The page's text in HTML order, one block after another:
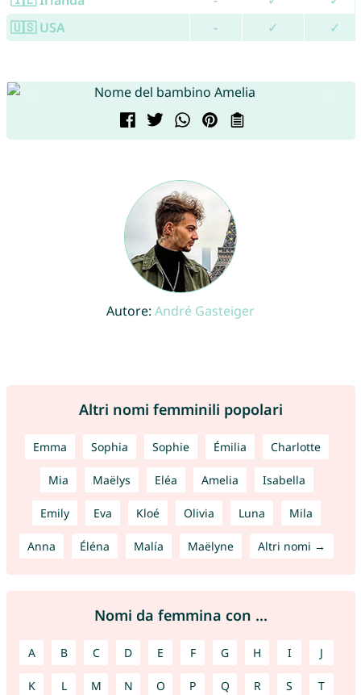
🇺🇸 USA
- ✓ ✓
Autore: André Gasteiger
Altri nomi femminili popolari
Emma Sophia Sophie Émilia Charlotte
Mia Maëlys Eléa Amelia Isabella
Emily Eva Kloé Olivia Luna Mila
Anna Éléna Malía Maëlyne Altri nomi →
Nomi da femmina con ...
A B C D E F G H I J
K L M N O P Q R S T